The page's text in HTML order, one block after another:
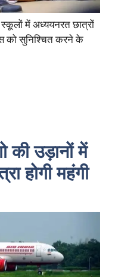
में अध्ययनरत छात्रों
को सुनिश्चित करने के
की उड़ानों में
होगी महंगी